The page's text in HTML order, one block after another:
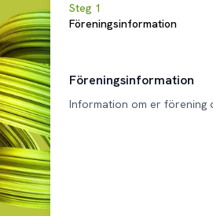
Steg 1
Föreningsinformation
Föreningsinformation
Information om er förening